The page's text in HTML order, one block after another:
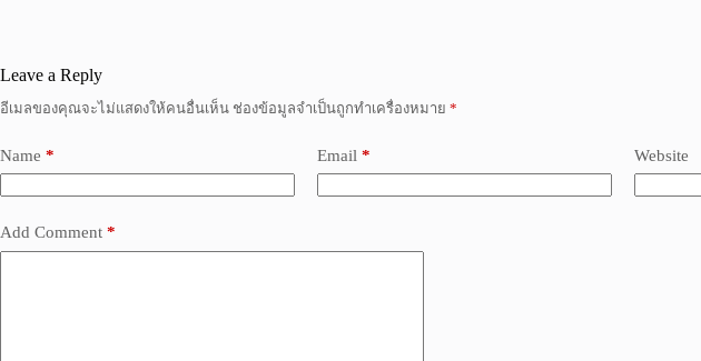
Leave a Reply
อีเมลของคุณจะไม่แสดงให้คนอื่นเห็น ช่องข้อมูลจำเป็นถูกทำเครื่องหมาย *
Name * Email * Website
Add Comment *